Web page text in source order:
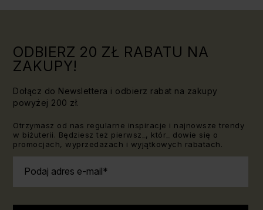
ODBIERZ 20 ZŁ RABATU NA
ZAKUPY!
Dołącz do Newslettera i odbierz rabat na zakupy
powyżej 200 zł.
Otrzymasz od nas regularne inspiracje i najnowsze trendy
w biżuterii. Będziesz też pierwsz_, któr_ dowie się o
promocjach, wyprzedażach i wyjątkowych rabatach.
Podaj adres e-mail